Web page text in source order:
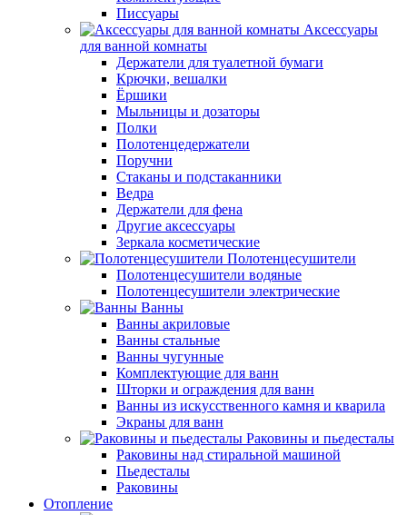
Писсуары
Аксессуары
для ванной комнаты
Держатели для туалетной бумаги
Крючки, вешалки
Ёршики
Мыльницы и дозаторы
Полки
Полотенцедержатели
Поручни
Стаканы и подстаканники
Ведра
Держатели для фена
Другие аксессуары
Зеркала косметические
Полотенцесушители
Полотенцесушители водяные
Полотенцесушители электрические
Ванны
Ванны акриловые
Ванны стальные
Ванны чугунные
Комплектующие для ванн
Шторки и ограждения для ванн
Ванны из искусственного камня и кварила
Экраны для ванн
Раковины и пьедесталы
Раковины над стиральной машиной
Пьедесталы
Раковины
Отопление